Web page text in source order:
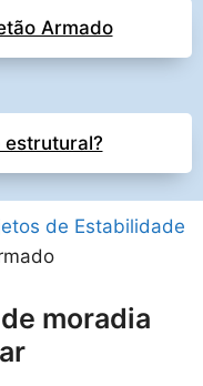
Armado
estrutural?
de Estabilidade
moradia